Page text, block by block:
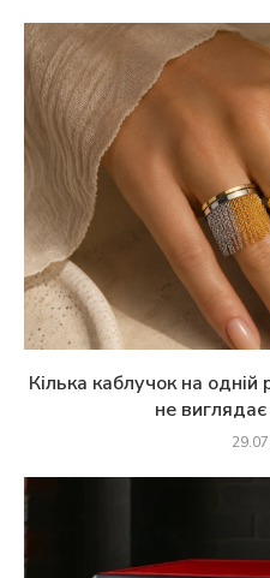
Кілька каблучок на одній
не